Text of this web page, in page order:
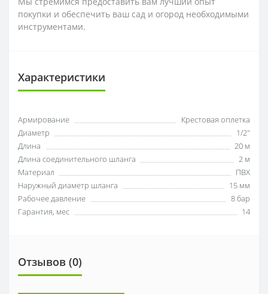
покупки и обеспечить ваш сад и огород необходимыми
инструментами.
Характеристики
Армирование
Крестовая оплетка
Диаметр
1/2"
Длина
20 м
Длина соединительного шланга
2 м
Материал
ПВХ
Наружный диаметр шланга
15 мм
Рабочее давление
8 бар
Гарантия, мес
14
Отзывов (0)